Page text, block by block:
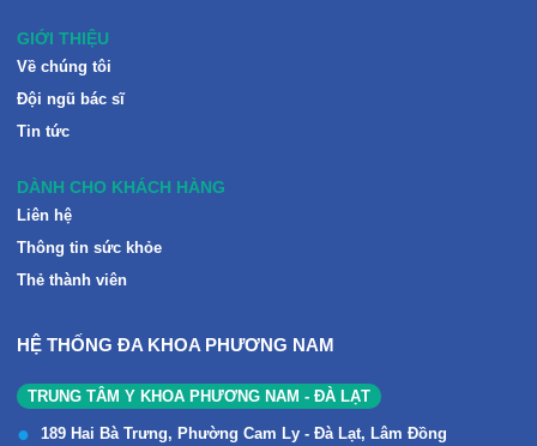
GIỚI THIỆU
Về chúng tôi
Đội ngũ bác sĩ
Tin tức
DÀNH CHO KHÁCH HÀNG
Liên hệ
Thông tin sức khỏe
Thẻ thành viên
HỆ THỐNG ĐA KHOA PHƯƠNG NAM
TRUNG TÂM Y KHOA PHƯƠNG NAM - ĐÀ LẠT
189 Hai Bà Trưng, Phường Cam Ly - Đà Lạt, Lâm Đồng